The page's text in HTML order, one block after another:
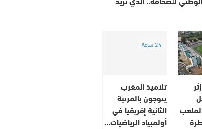
24 ساعة
تلاميذ المغرب
يتوجون بالمرتبة
الثانية إفريقيا في
أولمبياد الرياضيات…